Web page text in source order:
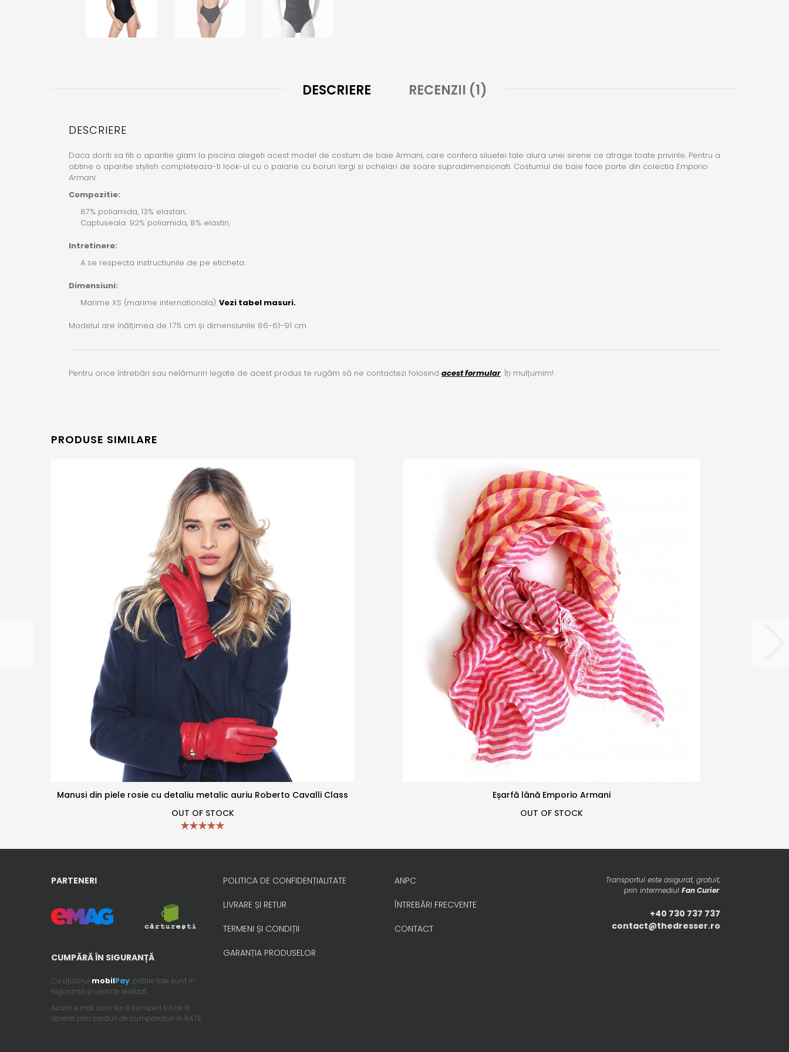
DESCRIERE
DESCRIERE
Daca doriti sa fiti o aparitie glam la piscina alegeti acest model de costum de baie Armani, care confera siluetei tale alura unei sirene ce atrage toate privirile. Pentru a
obtine o aparitie stylish completeaza-ti look-ul cu o palarie cu boruri largi si ochelari de soare supradimensionati. Costumul de baie face parte din colectia Emporio
Armani.
Compozitie:
87% poliamida, 13% elastan;
Captuseala: 92% poliamida, 8% elastin.
Intretinere:
A se respecta instructiunile de pe eticheta.
Dimensiuni:
Marime XS (marime internationala).Vezi tabel masuri.
Modelul are înălțimea de 1.75 cm și dimensiunile 86-61-91 cm.
Pentru orice întrebări sau nelămuriri legate de acest produs te rugăm să ne contactezi folosind acest formular. Îți mulțumim!
RECENZII (1)
PRODUSE SIMILARE
Manusi din piele rosie cu detaliu metalic auriu Roberto Cavalli Class
OUT OF STOCK
Eșarfă lână Emporio Armani
OUT OF STOCK
PARTENERI
CUMPĂRĂ ÎN SIGURANȚĂ
Cu ajutorul mobilPay , plățile tale sunt în
siguranță și ușor de realizat.
Acum e mai usor sa-ti cumperi tot ce iti
doresti prin carduri de cumparaturi in RATE.
POLITICA DE CONFIDENȚIALITATE
LIVRARE ȘI RETUR
TERMENI ȘI CONDIȚII
GARANȚIA PRODUSELOR
ANPC
ÎNTREBĂRI FRECVENTE
CONTACT
Transportul este asigurat, gratuit,
prin intermediul Fan Curier.
+40 730 737 737
contact@thedresser.ro